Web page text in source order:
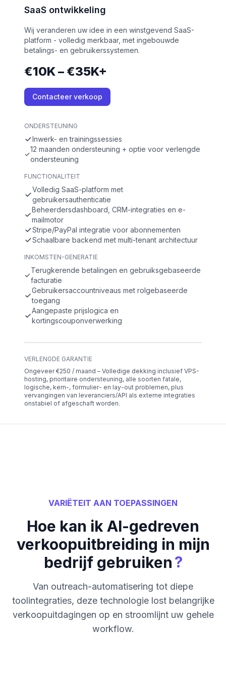
SaaS ontwikkeling
Wij veranderen uw idee in een winstgevend SaaS-
platform - volledig merkbaar, met ingebouwde
betalings- en gebruikerssystemen.
€10K – €35K+
Contacteer verkoop
ONDERSTEUNING
Inwerk- en trainingssessies
12 maanden ondersteuning + optie voor verlengde
ondersteuning
FUNCTIONALITEIT
Volledig SaaS-platform met
gebruikersauthenticatie
Beheerdersdashboard, CRM-integraties en e-
mailmotor
Stripe/PayPal integratie voor abonnementen
Schaalbare backend met multi-tenant architectuur
INKOMSTEN-GENERATIE
Terugkerende betalingen en gebruiksgebaseerde
facturatie
Gebruikersaccountniveaus met rolgebaseerde
toegang
Aangepaste prijslogica en
kortingscouponverwerking
VERLENGDE GARANTIE
Ongeveer €250 / maand – Volledige dekking inclusief VPS-
hosting, prioritaire ondersteuning, alle soorten fatale,
logische, kern-, formulier- en lay-out problemen, plus
vervangingen van leveranciers/API als externe integraties
onstabiel of afgeschaft worden.
VARIËTEIT AAN TOEPASSINGEN
Hoe kan ik AI-gedreven
verkoopuitbreiding in mijn
bedrijf gebruiken?
Van outreach-automatisering tot diepe
toolintegraties, deze technologie lost belangrijke
verkoopuitdagingen op en stroomlijnt uw gehele
workflow.